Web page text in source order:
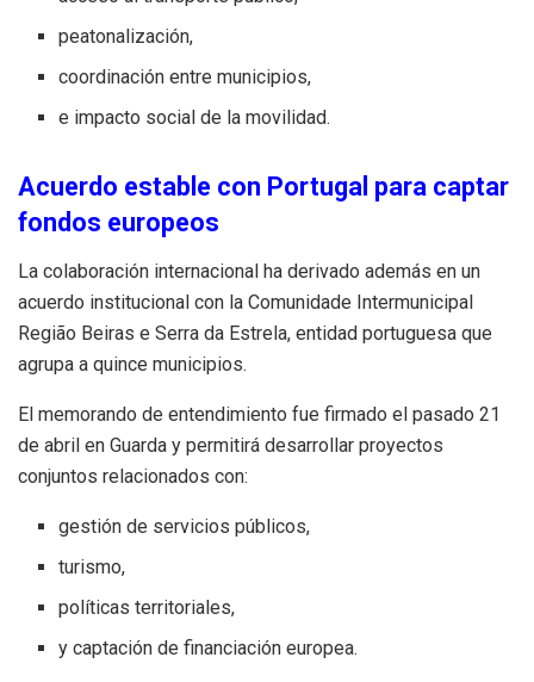
peatonalización,
coordinación entre municipios,
e impacto social de la movilidad.
Acuerdo estable con Portugal para captar
fondos europeos
La colaboración internacional ha derivado además en un
acuerdo institucional con la Comunidade Intermunicipal
Região Beiras e Serra da Estrela, entidad portuguesa que
agrupa a quince municipios.
El memorando de entendimiento fue firmado el pasado 21
de abril en Guarda y permitirá desarrollar proyectos
conjuntos relacionados con:
gestión de servicios públicos,
turismo,
políticas territoriales,
y captación de financiación europea.